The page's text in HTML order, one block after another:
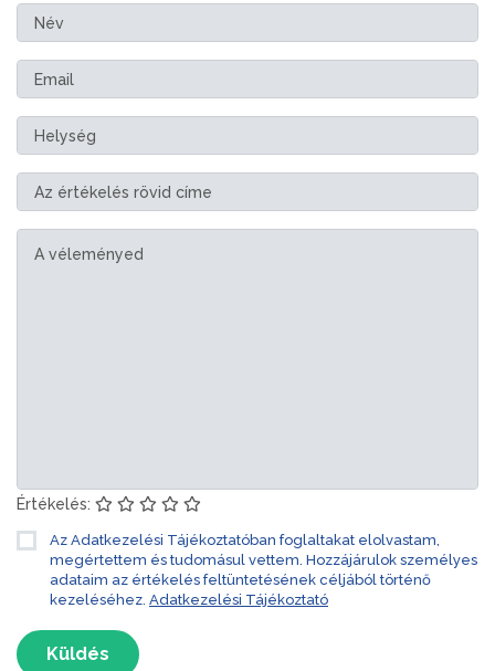
Értékelés:
Az Adatkezelési Tájékoztatóban foglaltakat elolvastam,
megértettem és tudomásul vettem. Hozzájárulok személyes
adataim az értékelés feltüntetésének céljából történő
kezeléséhez. Adatkezelési Tájékoztató
Küldés